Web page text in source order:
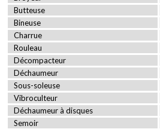
Butteuse
Bineuse
Charrue
Rouleau
Décompacteur
Déchaumeur
Sous-soleuse
Vibroculteur
Déchaumeur à disques
Semoir